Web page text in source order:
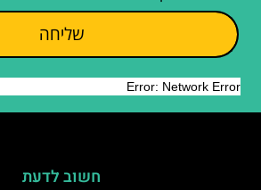
שליחה
חשוב לדעת